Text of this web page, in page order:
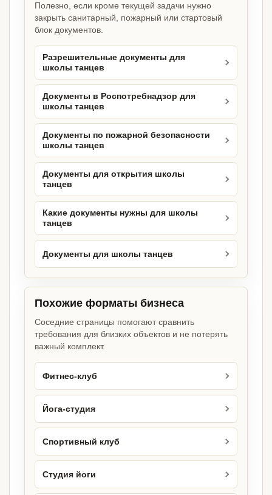
Полезно, если кроме текущей задачи нужно
закрыть санитарный, пожарный или стартовый
блок документов.
Разрешительные документы для
школы танцев
Документы в Роспотребнадзор для
школы танцев
Документы по пожарной безопасности
школы танцев
Документы для открытия школы
танцев
Какие документы нужны для школы
танцев
Документы для школы танцев
Похожие форматы бизнеса
Соседние страницы помогают сравнить
требования для близких объектов и не потерять
важный комплект.
Фитнес-клуб
Йога-студия
Спортивный клуб
Студия йоги